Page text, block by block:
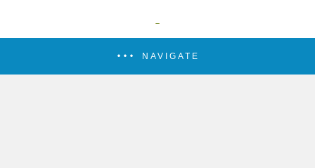
NAVIGATE